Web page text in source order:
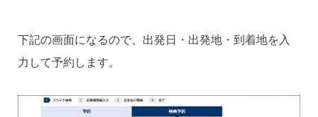
下記の画面になるので、出発日・出発地・到着地を入
力して予約します。